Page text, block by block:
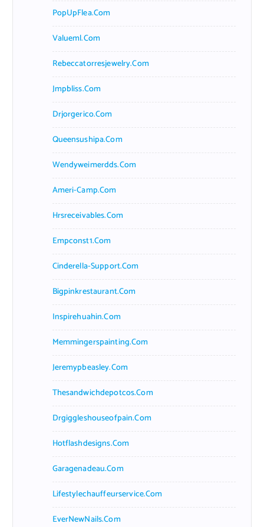
PopUpFlea.com
Valueml.com
Rebeccatorresjewelry.com
Jmpbliss.com
Drjorgerico.com
Queensushipa.com
Wendyweimerdds.com
Ameri-Camp.com
Hrsreceivables.com
Empconst1.com
Cinderella-Support.com
Bigpinkrestaurant.com
Inspirehuahin.com
Memmingerspainting.com
Jeremypbeasley.com
Thesandwichdepotcos.com
Drgiggleshouseofpain.com
Hotflashdesigns.com
Garagenadeau.com
Lifestylechauffeurservice.com
EverNewNails.com